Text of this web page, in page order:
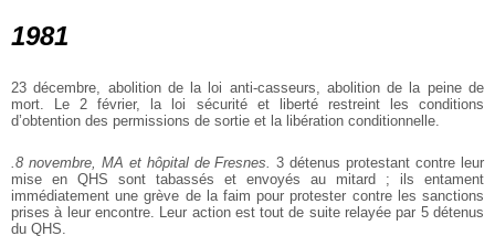
1981
23 décembre, abolition de la loi anti-casseurs, abolition de la peine de
mort. Le 2 février, la loi sécurité et liberté restreint les conditions
d’obtention des permissions de sortie et la libération conditionnelle.
.8 novembre, MA et hôpital de Fresnes. 3 détenus protestant contre leur
mise en QHS sont tabassés et envoyés au mitard ; ils entament
immédiatement une grève de la faim pour protester contre les sanctions
prises à leur encontre. Leur action est tout de suite relayée par 5 détenus
du QHS.